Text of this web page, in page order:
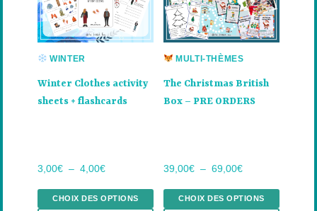
WINTER
Winter Clothes activity
sheets + flashcards
3,00€ – 4,00€Plage
prix :
CHOIX DES OPTIONS
variations.
Les
options
peuvent
choisies
du
MULTI-THÈMES
The Christmas British
Box – PRE ORDERS
39,00€ – 69,00€Plage
prix :
CHOIX DES OPTIONS
variations.
Les
options
peuvent
être
du